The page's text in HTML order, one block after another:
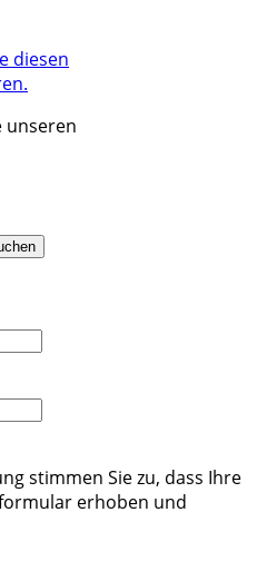
unseren
stimmen Sie zu, dass Ihre
erhoben und